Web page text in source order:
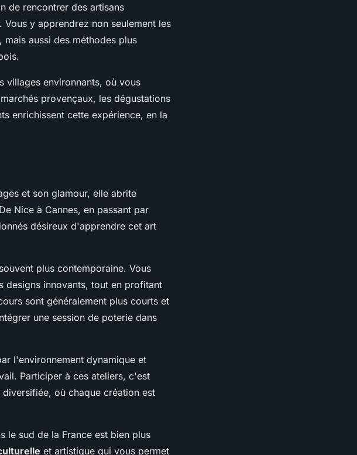
de rencontrer des artisans
y apprendrez non seulement les
aussi des méthodes plus
villages environnants, où vous
provençaux, les dégustations
enrichissent cette expérience, en la
et son glamour, elle abrite
Nice à Cannes, en passant par
désireux d'apprendre cet art
plus contemporaine. Vous
designs innovants, tout en profitant
sont généralement plus courts et
une session de poterie dans
l'environnement dynamique et
Participer à ces ateliers, c'est
où chaque création est
le sud de la France est bien plus
et artistique qui vous permet